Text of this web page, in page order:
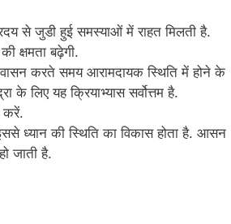
से जुडी हुई समस्याओं में राहत मिलती है.
क्षमता बढ़ेगी.
करते समय आरामदायक स्थिति में होने के
के लिए यह क्रियाभ्यास सर्वोत्तम है.
करें.
ध्यान की स्थिति का विकास होता है. आसन
जाती है.